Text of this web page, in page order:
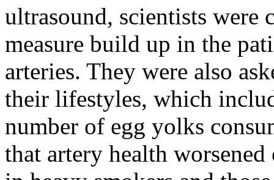
ultrasound, scientists were
measure build up in the
arteries. They were also
their lifestyles, which
number of egg yolks
that artery health